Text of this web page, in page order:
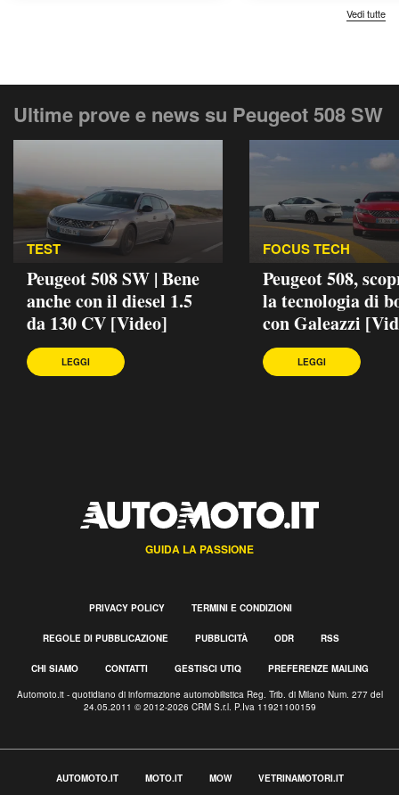
Vedi tutte
Ultime prove e news su Peugeot 508 SW
TEST
Peugeot 508 SW | Bene
anche con il diesel 1.5
da 130 CV [Video]
LEGGI
FOCUS TECH
Peugeot 508,
la tecnologia di
con Galeazzi
LEGGI
GUIDA LA PASSIONE
PRIVACY POLICY TERMINI E CONDIZIONI
REGOLE DI PUBBLICAZIONE PUBBLICITÀ ODR RSS
CHI SIAMO CONTATTI GESTISCI UTIQ PREFERENZE MAILING
Automoto.it - quotidiano di informazione automobilistica Reg. Trib. di Milano Num. 277 del
24.05.2011 © 2012-2026 CRM S.r.l. P.Iva 11921100159
AUTOMOTO.IT MOTO.IT MOW VETRINAMOTORI.IT